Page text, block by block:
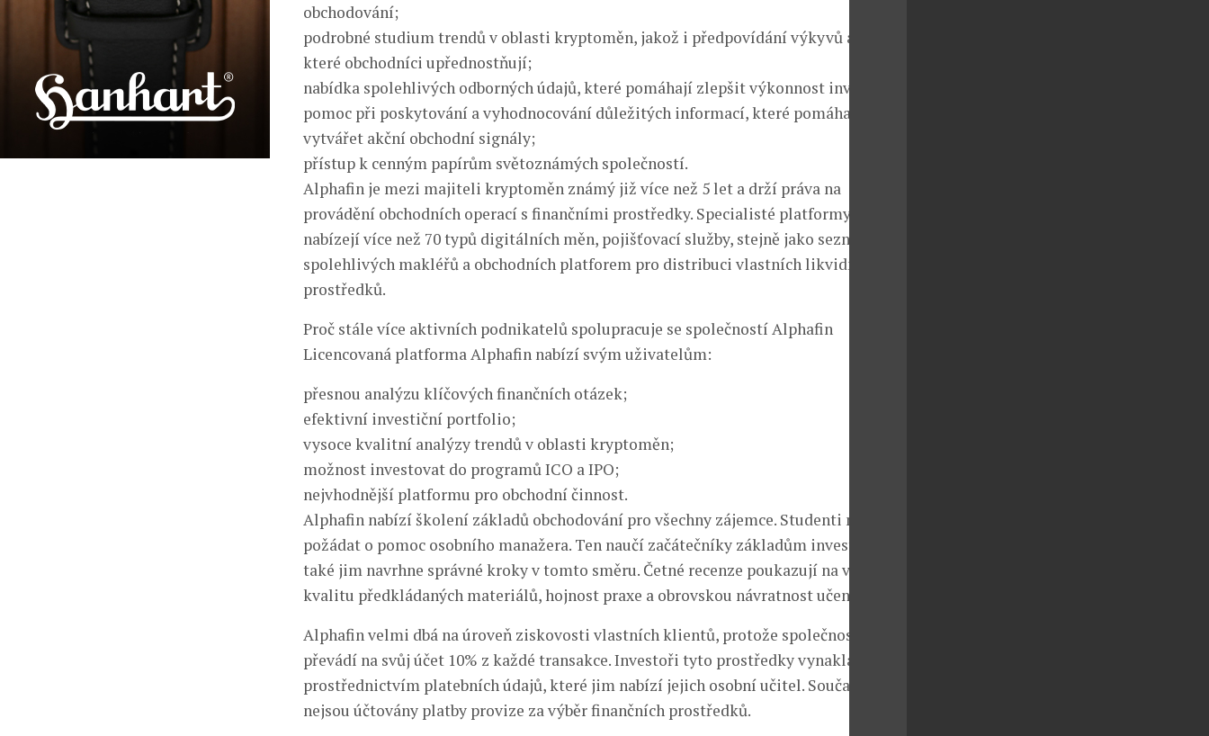
obchodování;
podrobné studium trendů v oblasti kryptoměn, jakož i předpovídání výkyvů aktiv,
které obchodníci upřednostňují;
nabídka spolehlivých odborných údajů, které pomáhají zlepšit výkonnost investic;
pomoc při poskytování a vyhodnocování důležitých informací, které pomáhají
vytvářet akční obchodní signály;
přístup k cenným papírům světoznámých společností.
Alphafin je mezi majiteli kryptoměn známý již více než 5 let a drží práva na
provádění obchodních operací s finančními prostředky. Specialisté platformy
nabízejí více než 70 typů digitálních měn, pojišťovací služby, stejně jako seznam
spolehlivých makléřů a obchodních platforem pro distribuci vlastních likvidních
prostředků.
Proč stále více aktivních podnikatelů spolupracuje se společností Alphafin
Licencovaná platforma Alphafin nabízí svým uživatelům:
přesnou analýzu klíčových finančních otázek;
efektivní investiční portfolio;
vysoce kvalitní analýzy trendů v oblasti kryptoměn;
možnost investovat do programů ICO a IPO;
nejvhodnější platformu pro obchodní činnost.
Alphafin nabízí školení základů obchodování pro všechny zájemce. Studenti mohou
požádat o pomoc osobního manažera. Ten naučí začátečníky základům investování a
také jim navrhne správné kroky v tomto směru. Četné recenze poukazují na vysokou
kvalitu předkládaných materiálů, hojnost praxe a obrovskou návratnost učení.
Alphafin velmi dbá na úroveň ziskovosti vlastních klientů, protože společnost
převádí na svůj účet 10% z každé transakce. Investoři tyto prostředky vynakládají
prostřednictvím platebních údajů, které jim nabízí jejich osobní učitel. Současně
nejsou účtovány platby provize za výběr finančních prostředků.